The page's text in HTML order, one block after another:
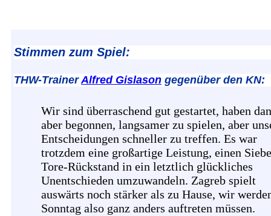
Stimmen zum Spiel:
THW-TrainerAlfred Gislason gegenüber den KN:
Wir sind überraschend gut gestartet, haben
aber begonnen, langsamer zu spielen, aber
Entscheidungen schneller zu treffen. Es war
trotzdem eine großartige Leistung, einen
Tore-Rückstand in ein letztlich glückliches
Unentschieden umzuwandeln. Zagreb spielt
auswärts noch stärker als zu Hause, wir
Sonntag also ganz anders auftreten müssen.